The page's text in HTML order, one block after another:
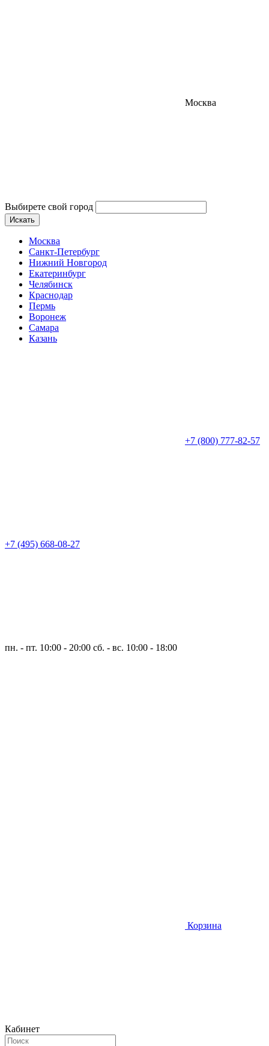
Москва
Выбирете свой город
Искать
Москва
Санкт-Петербург
Нижний Новгород
Екатеринбург
Челябинск
Краснодар
Пермь
Воронеж
Самара
Казань
+7 (800) 777-82-57
+7 (495) 668-08-27
пн. - пт. 10:00 - 20:00 сб. - вс. 10:00 - 18:00
Корзина
Кабинет